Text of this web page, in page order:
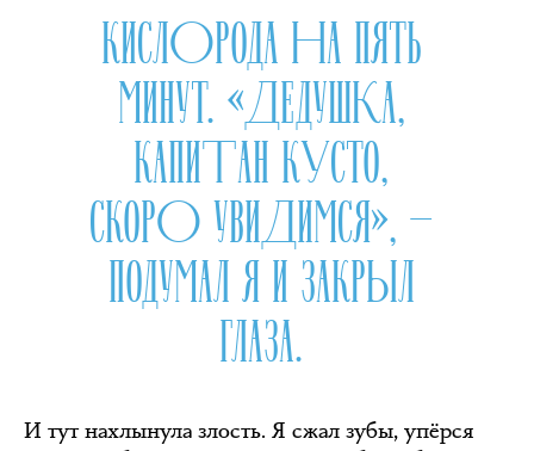
КИСЛОРОДА НА ПЯТЬ
МИНУТ. «ДЕДУШКА,
КАПИТАН КУСТО,
СКОРО УВИДИМСЯ», —
ПОДУМАЛ Я И ЗАКРЫЛ
ГЛАЗА.
И тут нахлынула злость. Я сжал зубы, упёрся